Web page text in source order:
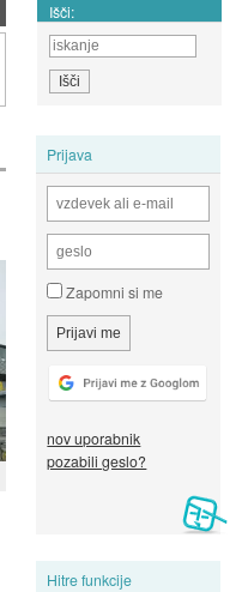
Išči:
Prijava
Zapomni si me
nov uporabnik
pozabili geslo?
Hitre funkcije